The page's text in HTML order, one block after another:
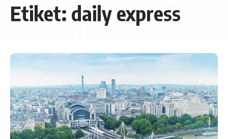
Etiket: daily express